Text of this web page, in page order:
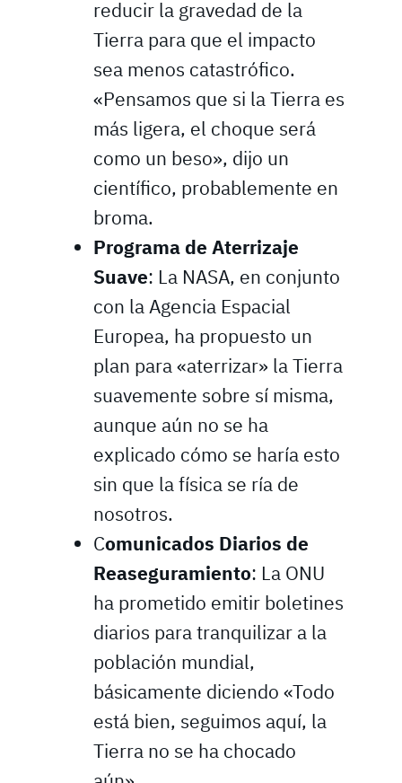
reducir la gravedad de la
Tierra para que el impacto
sea menos catastrófico.
«Pensamos que si la Tierra es
más ligera, el choque será
como un beso», dijo un
científico, probablemente en
broma.
Programa de Aterrizaje
Suave: La NASA, en conjunto
con la Agencia Espacial
Europea, ha propuesto un
plan para «aterrizar» la Tierra
suavemente sobre sí misma,
aunque aún no se ha
explicado cómo se haría esto
sin que la física se ría de
nosotros.
Comunicados Diarios de
Reaseguramiento: La ONU
ha prometido emitir boletines
diarios para tranquilizar a la
población mundial,
básicamente diciendo «Todo
está bien, seguimos aquí, la
Tierra no se ha chocado